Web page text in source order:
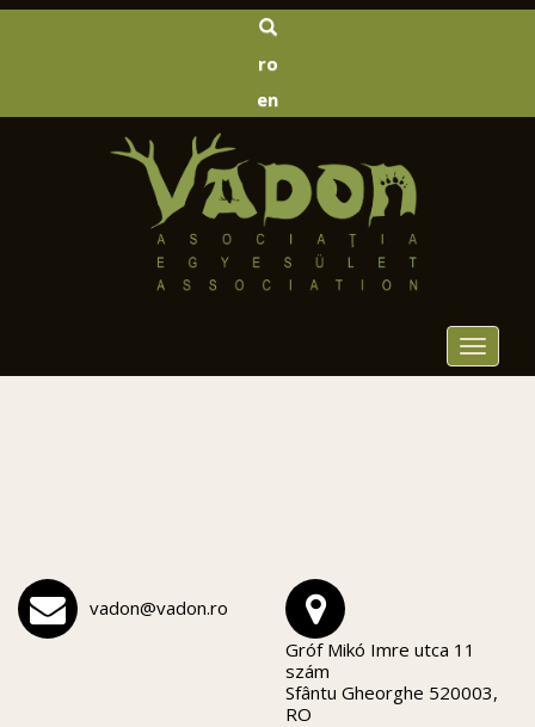
ro
en
Toggle
vadon@vadon.ro
Gróf Mikó Imre utca 11
szám
Sfântu Gheorghe 520003,
RO